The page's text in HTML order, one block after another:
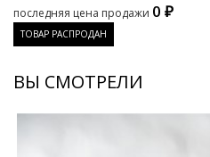
последняя цена продажи 0 ₽
ТОВАР РАСПРОДАН
ВЫ СМОТРЕЛИ